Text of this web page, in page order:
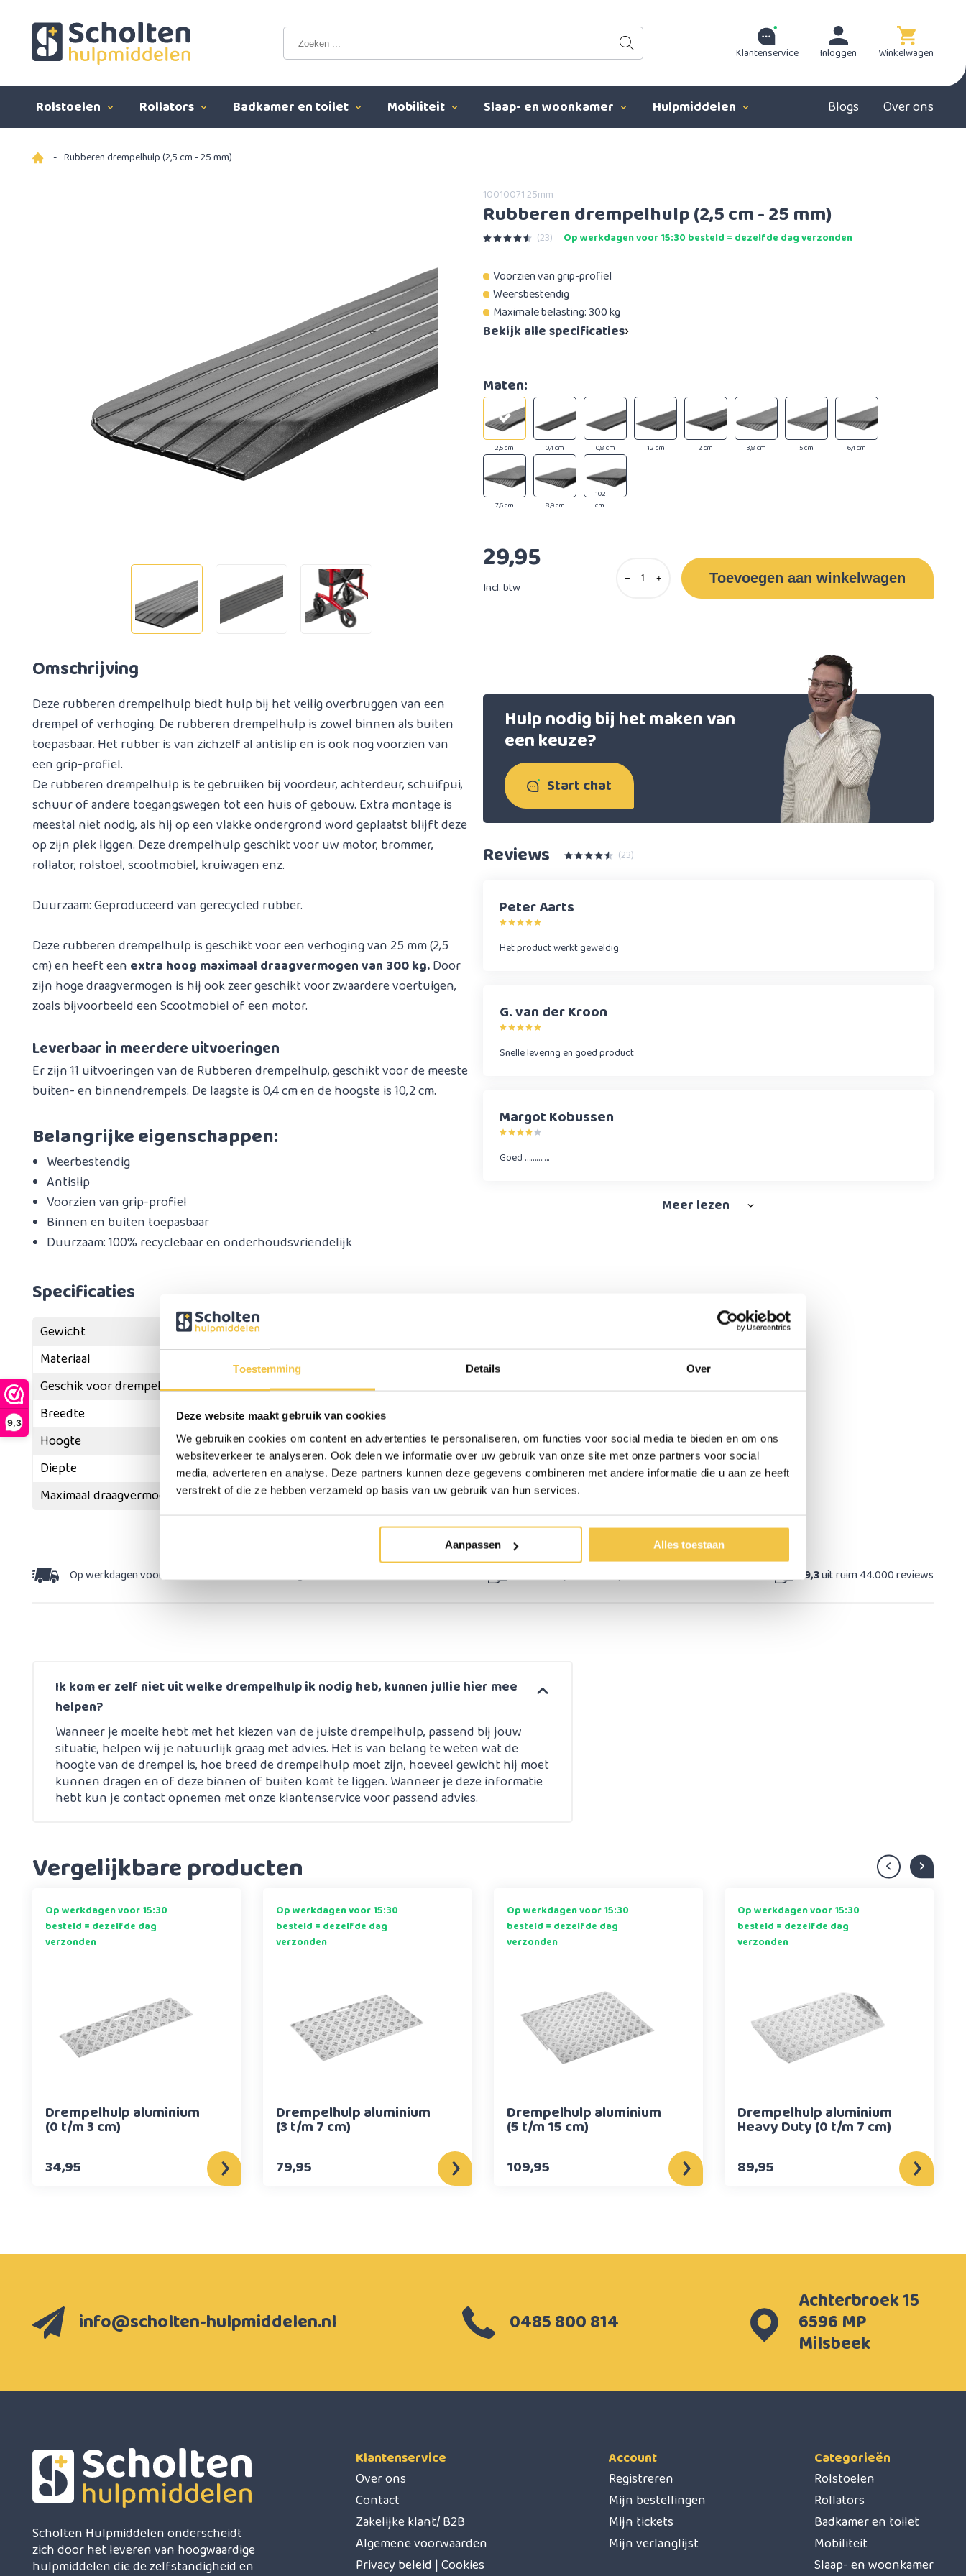
Toestemming Details Over
Deze website maakt gebruik van cookies
We gebruiken cookies om content en advertenties te personaliseren, om functies voor social media te bieden en om ons
websiteverkeer te analyseren. Ook delen we informatie over uw gebruik van onze site met onze partners voor social
media, adverteren en analyse. Deze partners kunnen deze gegevens combineren met andere informatie die u aan ze heeft
verstrekt of die ze hebben verzameld op basis van uw gebruik van hun services.
Aanpassen Alles toestaan
9,3
Klantenservice Inloggen Winkelwagen
Rolstoelen Rollators Badkamer en toilet Mobiliteit Slaap- en woonkamer Hulpmiddelen Blogs Over ons
- Rubberen drempelhulp (2,5 cm - 25 mm)
10010071 25mm
Rubberen drempelhulp (2,5 cm - 25 mm)
(23) Op werkdagen voor 15:30 besteld = dezelfde dag verzonden
Voorzien van grip-profiel
Weersbestendig
Maximale belasting: 300 kg
Bekijk alle specificaties
0,4 cm 0,8 cm 1,2 cm 2 cm
Maten:
2,5 cm 3,8 cm 5 cm 6,4 cm
7,6 cm 8,9 cm
10,2
cm
29,95
Incl. btw
− + Toevoegen aan winkelwagen
Omschrijving
Deze rubberen drempelhulp biedt hulp bij het veilig overbruggen van een
drempel of verhoging. De rubberen drempelhulp is zowel binnen als buiten
toepasbaar. Het rubber is van zichzelf al antislip en is ook nog voorzien van
een grip-profiel.
De rubberen drempelhulp is te gebruiken bij voordeur, achterdeur, schuifpui,
schuur of andere toegangswegen tot een huis of gebouw. Extra montage is
meestal niet nodig, als hij op een vlakke ondergrond word geplaatst blijft deze
op zijn plek liggen. Deze drempelhulp geschikt voor uw motor, brommer,
rollator, rolstoel, scootmobiel, kruiwagen enz.
Duurzaam: Geproduceerd van gerecycled rubber.
Deze rubberen drempelhulp is geschikt voor een verhoging van 25 mm (2,5
cm) en heeft een extra hoog maximaal draagvermogen van 300 kg.​Door
zijn hoge draagvermogen is hij ook zeer geschikt voor zwaardere voertuigen,
zoals bijvoorbeeld een Scootmobiel of een motor.​
Leverbaar in meerdere uitvoeringen
Er zijn 11 uitvoeringen van de Rubberen drempelhulp, geschikt voor de meeste
buiten- en binnendrempels. De laagste is 0,4 cm en de hoogste is 10,2 cm.
Belangrijke eigenschappen:
Weerbestendig
Antislip
Voorzien van grip-profiel
Binnen en buiten toepasbaar
Duurzaam: 100% recyclebaar en onderhoudsvriendelijk
Specificaties
Gewicht
Materiaal
Geschik voor drempels met een maximale hoogte van
2,5 cm - 25 mm
Breedte
Hoogte
2,5 cm - 25 mm
Diepte
20,5 cm
Maximaal draagvermogen
300 kg
Hulp nodig bij het maken van
een keuze?
Start chat
Reviews (23)
Peter Aarts
Het product werkt geweldig
G. van der Kroon
Snelle levering en goed product
Margot Kobussen
Goed ………….
Meerlezen
Op werkdagen voor 15:30 besteld,dezelfde dag verzonden Persoonlijkadviesop maat 9,3uit ruim 44.000 reviews
Ik kom er zelf niet uit welke drempelhulp ik nodig heb, kunnen jullie hier mee
helpen?
Wanneer je moeite hebt met het kiezen van de juiste drempelhulp, passend bij jouw
situatie, helpen wij je natuurlijk graag met advies. Het is van belang te weten wat de
hoogte van de drempel is, hoe breed de drempelhulp moet zijn, hoeveel gewicht hij moet
kunnen dragen en of deze binnen of buiten komt te liggen. Wanneer je deze informatie
hebt kun je contact opnemen met onze klantenservice voor passend advies.
Vergelijkbare producten
Op werkdagen voor 15:30
besteld = dezelfde dag
verzonden
Drempelhulp aluminium
(0 t/m 3 cm)
34,95
Op werkdagen voor 15:30
besteld = dezelfde dag
verzonden
Drempelhulp aluminium
(3 t/m 7 cm)
79,95
Op werkdagen voor 15:30
besteld = dezelfde dag
verzonden
Drempelhulp aluminium
(5 t/m 15 cm)
109,95
Op werkdagen voor 15:30
besteld = dezelfde dag
verzonden
Drempelhulp aluminium
Heavy Duty (0 t/m 7 cm)
89,95
info@scholten-hulpmiddelen.nl 0485 800 814
Achterbroek 15
6596 MP
Milsbeek
Scholten Hulpmiddelen onderscheidt
zich door het leveren van hoogwaardige
hulpmiddelen die de zelfstandigheid en
Klantenservice
Over ons
Contact
Zakelijke klant/ B2B
Algemene voorwaarden
Privacy beleid | Cookies
Account
Registreren
Mijn bestellingen
Mijn tickets
Mijn verlanglijst
Categorieën
Rolstoelen
Rollators
Badkamer en toilet
Mobiliteit
Slaap- en woonkamer